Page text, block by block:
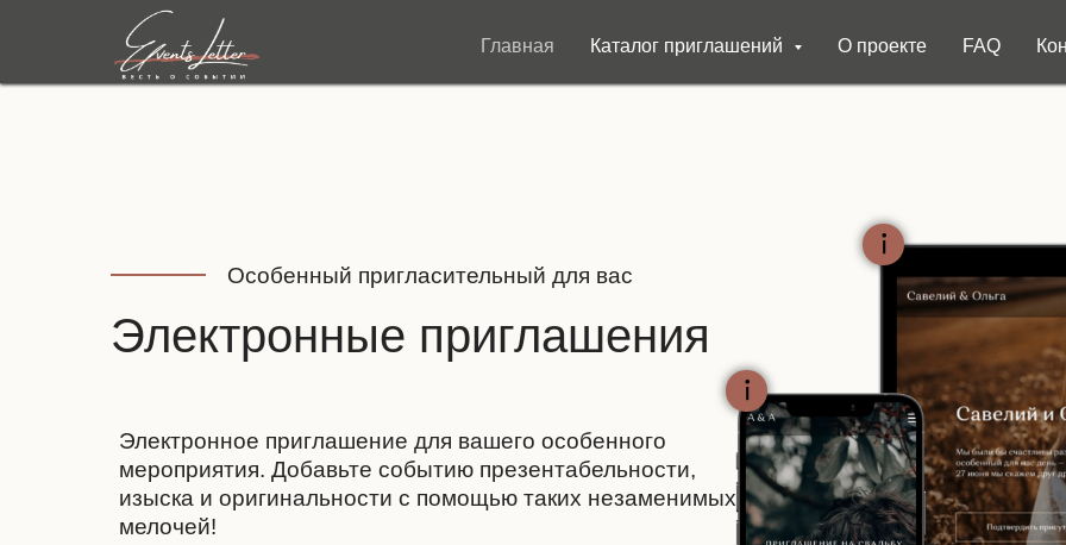
Главная Каталог приглашений О проекте FAQ
Электронные приглашения
Электронное приглашение для вашего особенного
мероприятия. Добавьте событию презентабельности,
изыска и оригинальности с помощью таких незаменимых
мелочей!
Особенный пригласительный для вас